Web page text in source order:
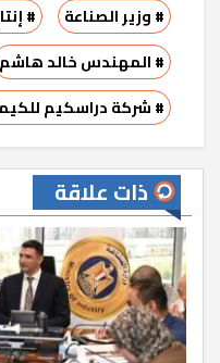
# وزير الصناعة
#
# المهندس خالد هاشم
# شركة دراسكيم
ذات علاقة